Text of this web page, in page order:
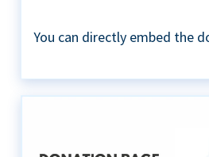
You can directly embed the